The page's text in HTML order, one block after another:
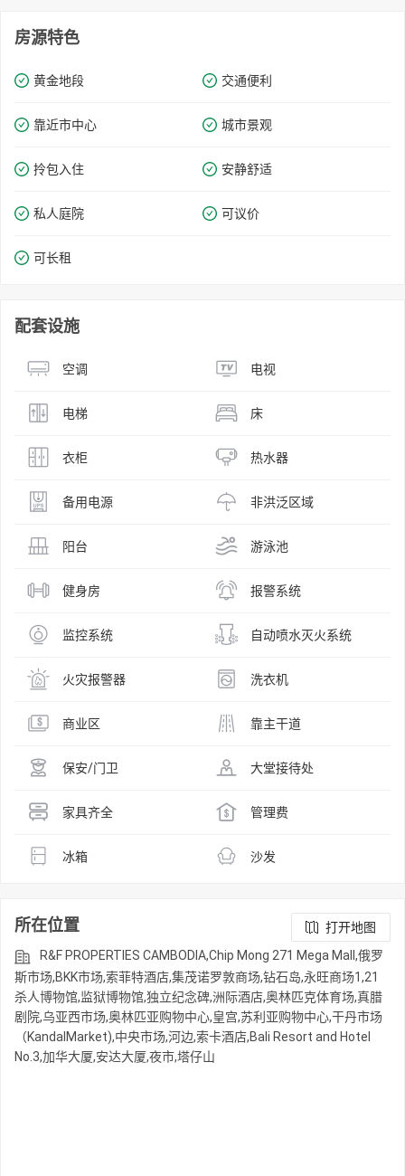
房源特色
黄金地段 交通便利
靠近市中心 城市景观
拎包入住 安静舒适
私人庭院 可议价
可长租
配套设施
空调 电视
电梯 床
衣柜 热水器
备用电源 非洪泛区域
阳台 游泳池
健身房 报警系统
监控系统 自动喷水灭火系统
火灾报警器 洗衣机
商业区 靠主干道
保安/门卫 大堂接待处
家具齐全 管理费
冰箱 沙发
所在位置
打开地图
R&F PROPERTIES CAMBODIA,Chip Mong 271 Mega Mall,俄罗
斯市场,BKK市场,索菲特酒店,集茂诺罗敦商场,钻石岛,永旺商场1,21
杀人博物馆,监狱博物馆,独立纪念碑,洲际酒店,奥林匹克体育场,真腊
剧院,乌亚西市场,奥林匹亚购物中心,皇宫,苏利亚购物中心,干丹市场
（KandalMarket),中央市场,河边,索卡酒店,Bali Resort and Hotel
No.3,加华大厦,安达大厦,夜市,塔仔山